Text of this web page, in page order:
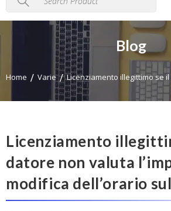
Blog
Home Varie Licenziamento illegittimo se
Licenziamento
datore non valuta
modifica dell’orario